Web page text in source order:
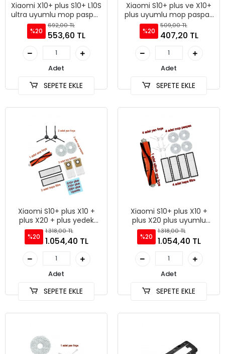
Xiaomi X10+ plus S10+ L10S
ultra uyumlu mop paspas
set yedek
%20
692,00 TL
553,60 TL
Adet
SEPETE EKLE
Xiaomi S10+ plus ve X10+
plus uyumlu mop paspas
filtre
%20
509,00 TL
407,20 TL
Adet
SEPETE EKLE
Xiaomi S10+ plus X10 +
plus X20 + plus yedek
parça aparatlar
%20
1.318,00 TL
1.054,40 TL
Adet
SEPETE EKLE
Xiaomi S10+ plus X10 +
plus X20 plus uyumlu
yedek parça seti
%20
1.318,00 TL
1.054,40 TL
Adet
SEPETE EKLE